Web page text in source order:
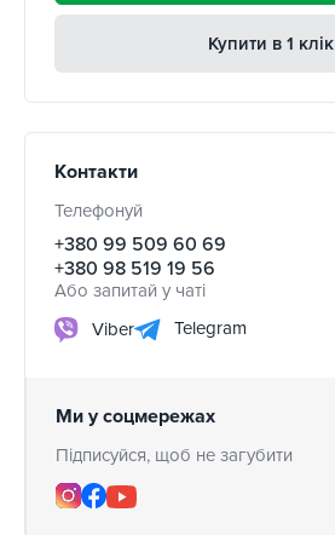
Купити в 1 клік
Контакти
Телефонуй
+380 99 509 60 69
+380 98 519 19 56
Або запитай у чаті
Viber
Telegram
Ми у соцмережах
Підписуйся, щоб не загубити